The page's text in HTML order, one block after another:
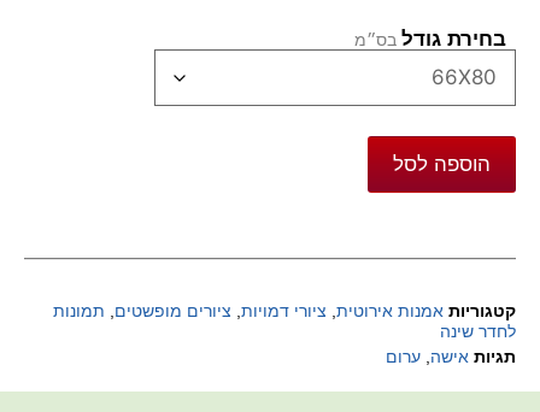
בחירת גודל
הוספה לסל
קטגוריות אמנות אירוטית, ציורי דמויות, ציורים מופשטים, תמונות
לחדר שינה
תגיות אישה, ערום